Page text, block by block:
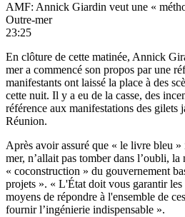
AMF: Annick Giardin veut une «
Outre-mer
23:25
En clôture de cette matinée, Annick
mer a commencé son propos par une
manifestants ont laissé la place à des
cette nuit. Il y a eu de la casse, des
référence aux manifestations des gilets
Réunion.
Après avoir assuré que « le livre bleu »
mer, n’allait pas tomber dans l’oubli,
« coconstruction » du gouvernement
projets ». « L'État doit vous garantir
moyens de répondre à l'ensemble de
fournir l’ingénierie indispensable ».